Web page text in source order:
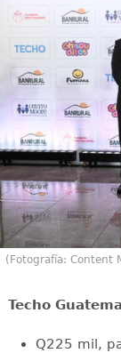
(Fotografía: Content
Techo
Q225 mil,